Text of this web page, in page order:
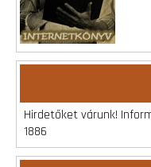
Hirdetőket várunk!
1886